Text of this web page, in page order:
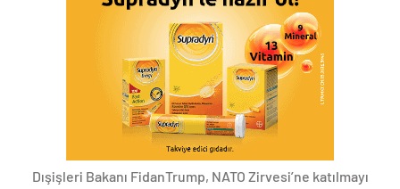
Dışişleri Bakanı FidanTrump, NATO Zirvesi’ne katılmayı